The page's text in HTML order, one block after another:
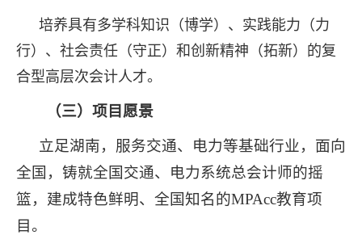
培养具有多学科知识（博学）、实践能力（力
行）、社会责任（守正）和创新精神（拓新）的复
合型高层次会计人才。
（三）项目愿景
立足湖南，服务交通、电力等基础行业，面向
全国，铸就全国交通、电力系统总会计师的摇
篮，建成特色鲜明、全国知名的MPAcc教育项
目。